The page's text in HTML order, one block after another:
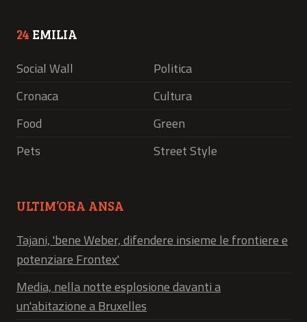
24 EMILIA
Social Wall
Politica
Cronaca
Cultura
Food
Green
Pets
Street Style
ULTIM’ORA ANSA
Tajani, 'bene Weber, difendere insieme le frontiere e
potenziare Frontex'
Media, nella notte esplosione davanti a
un'abitazione a Bruxelles